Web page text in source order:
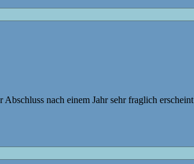
nach einem Jahr sehr fraglich erscheint